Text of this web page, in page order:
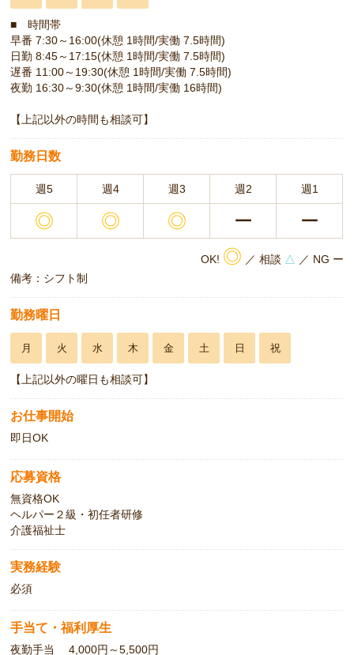
■ 時間帯
早番 7:30～16:00(休憩 1時間/実働 7.5時間)
日勤 8:45～17:15(休憩 1時間/実働 7.5時間)
遅番 11:00～19:30(休憩 1時間/実働 7.5時間)
夜勤 16:30～9:30(休憩 1時間/実働 16時間)
【上記以外の時間も相談可】
勤務日数
週5 週4 週3 週2 週1
◎ ◎ ◎ ー ー
OK! ◎ ／ 相談 △ ／ NG ー
備考：シフト制
勤務曜日
月 火 水 木 金 土 日 祝
【上記以外の曜日も相談可】
お仕事開始
即日OK
応募資格
無資格OK
ヘルパー２級・初任者研修
介護福祉士
実務経験
必須
手当て・福利厚生
夜勤手当 4,000円～5,500円